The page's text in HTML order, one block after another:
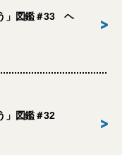
」図鑑＃33 ヘ
>
」図鑑＃32
>